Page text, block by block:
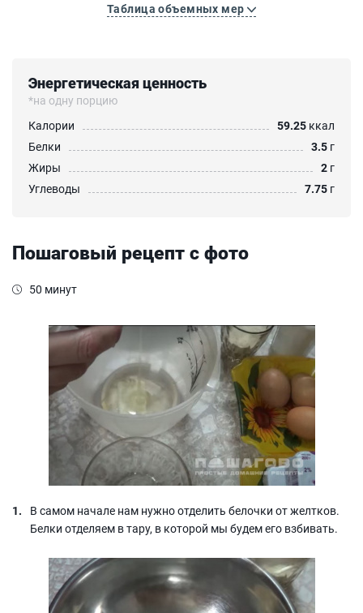
Таблица объемных мер
Энергетическая ценность
*на одну порцию
Калории
59.25 ккал
Белки
3.5 г
Жиры
2 г
Углеводы
7.75 г
Пошаговый рецепт с фото
50 минут
В самом начале нам нужно отделить белочки от желтков.
Белки отделяем в тару, в которой мы будем его взбивать.